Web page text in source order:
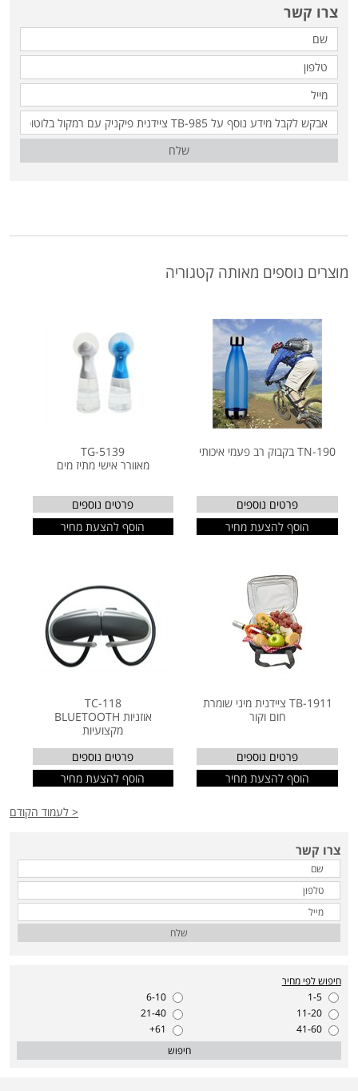
צרו קשר
שלח
מוצרים נוספים מאותה קטגוריה
TN-190 בקבוק רב פעמי איכותי
פרטים נוספים
הוסף להצעת מחיר
TG-5139
מאוורר אישי מתיז מים
פרטים נוספים
הוסף להצעת מחיר
TB-1911 ציידנית מיני שומרת
חום וקור
פרטים נוספים
הוסף להצעת מחיר
TC-118
אוזניות BLUETOOTH
מקצועיות
פרטים נוספים
הוסף להצעת מחיר
< לעמוד הקודם
צרו קשר
שלח
חיפוש לפי מחיר
1-5
6-10
11-20
21-40
41-60
61+
חיפוש